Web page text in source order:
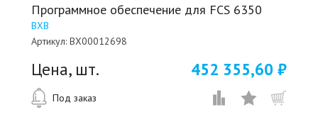
Программное обеспечение для FCS 6350
BXB
Артикул: BX00012698
Цена, шт. 452 355,60 ₽
Под заказ